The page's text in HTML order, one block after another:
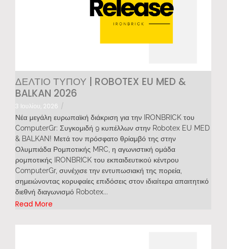
ΔΕΛΤΙΟ ΤΥΠΟΥ | ROBOTEX EU MED &
BALKAN 2026
3 Ιουλίου, 2026 /
Νέα μεγάλη ευρωπαϊκή διάκριση για την IRONBRICK του
ComputerGr: Συγκομιδή 9 κυπέλλων στην Robotex EU MED
& BALKAN! Μετά τον πρόσφατο θρίαμβό της στην
Ολυμπιάδα Ρομποτικής MRC, η αγωνιστική ομάδα
ρομποτικής IRONBRICK του εκπαιδευτικού κέντρου
ComputerGr, συνέχισε την εντυπωσιακή της πορεία,
σημειώνοντας κορυφαίες επιδόσεις στον ιδιαίτερα απαιτητικό
διεθνή διαγωνισμό Robotex...
Read More